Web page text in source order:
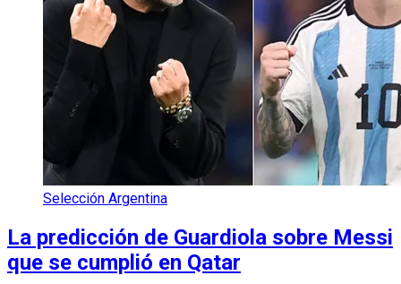
Selección Argentina
La predicción de Guardiola sobre Messi
que se cumplió en Qatar